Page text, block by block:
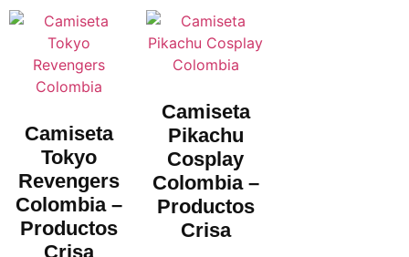
Camiseta
Tokyo
Revengers
Colombia –
Productos
Crisa
Camiseta
Pikachu
Cosplay
Colombia –
Productos
Crisa